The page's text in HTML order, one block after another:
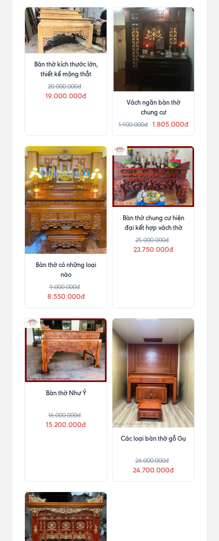
Bàn thờ kích thước lớn,
thiết kế mộng thắt
20.000.000đ
19.000.000đ
Vách ngăn bàn thờ
chung cư
1.900.000đ 1.805.000đ
Bàn thờ có những loại
nào
9.000.000đ
8.550.000đ
Bàn thờ chung cư hiện
đại kết hợp vách thờ
25.000.000đ
23.750.000đ
Bàn thờ Như Ý
16.000.000đ
15.200.000đ
Các loại bàn thờ gỗ Gụ
26.000.000đ
24.700.000đ